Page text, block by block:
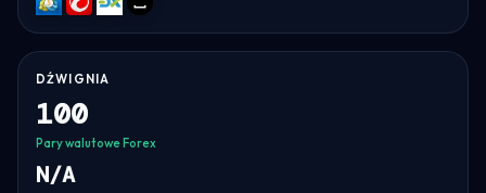
MT5cTrader
DXtradeTradeLocker
DŹWIGNIA
100
Pary walutowe Forex
N/A